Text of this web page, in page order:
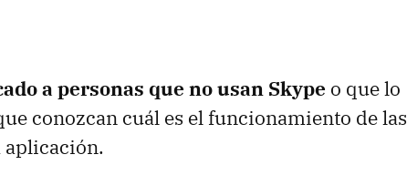
a personas que no usan Skype o que lo
conozcan cuál es el funcionamiento de las
aplicación.